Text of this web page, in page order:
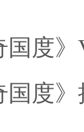
国度
国度